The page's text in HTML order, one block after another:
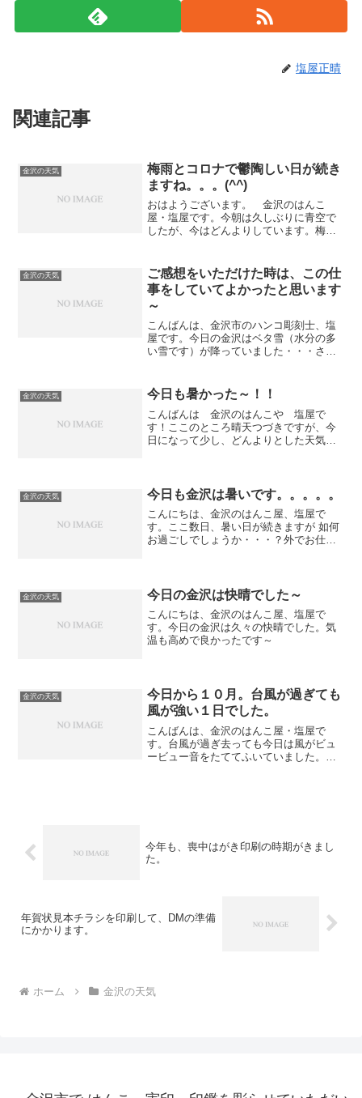
塩屋正晴
関連記事
金沢の天気
梅雨とコロナで鬱陶しい日が続き
ますね。。。(^^)
おはようございます。 金沢のはんこ
屋・塩屋です。今朝は久しぶりに青空で
したが、今はどんよりしています。梅雨
ょうね～ (^^)
金沢の天気
ご感想をいただけた時は、この仕
事をしていてよかったと思います
～
こんばんは、金沢市のハンコ彫刻士、塩
屋です。今日の金沢はベタ雪（水分の多
い雪です）が降っていました・・・さ
この仕事をしていて一番嬉しい事は、お
客様から 「ありがとう！...
金沢の天気 今日も暑かった～！！
こんばんは 金沢のはんこや 塩屋で
す！ここのところ晴天つづきですが、今
日になって少し、どんよりとした天気で
し、かといって、消すと 厚く...
金沢の天気 今日も金沢は暑いです。。。。。
こんにちは、金沢のはんこ屋、塩屋で
す。ここ数日、暑い日が続きますが 如何
お過ごしでしょうか・・・？外でお仕事
金沢の天気 今日の金沢は快晴でした～
こんにちは、金沢のはんこ屋、塩屋で
す。今日の金沢は久々の快晴でした。気
温も高めで良かったです～
金沢の天気
今日から１０月。台風が過ぎても
風が強い１日でした。
こんばんは、金沢のはんこ屋・塩屋で
す。台風が過ぎ去っても今日は風がビュ
ービュー音をたててふいていました。街
今年も、喪中はがき印刷の時期がきまし
た。
年賀状見本チラシを印刷して、DMの準備
にかかります。
ホーム 金沢の天気